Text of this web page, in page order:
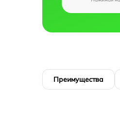
Преимущества